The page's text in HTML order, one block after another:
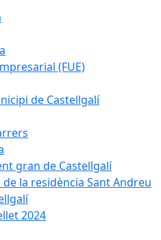
(FUE)
de Castellgalí
gran de Castellgalí
la residència Sant Andreu
2024